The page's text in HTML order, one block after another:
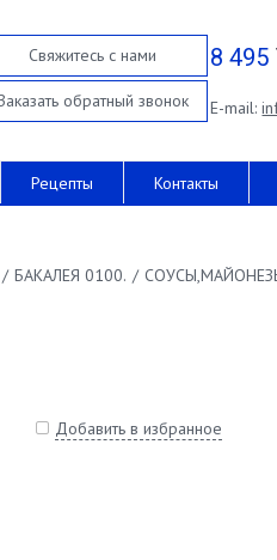
Свяжитесь с нами
обратный звонок
8 495
E-mail:
Рецепты Контакты
/ БАКАЛЕЯ 0100. /
Добавить в избранное